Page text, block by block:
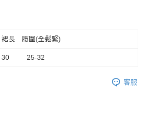
裙長 腰圍(全鬆緊)
30 25-32
客服